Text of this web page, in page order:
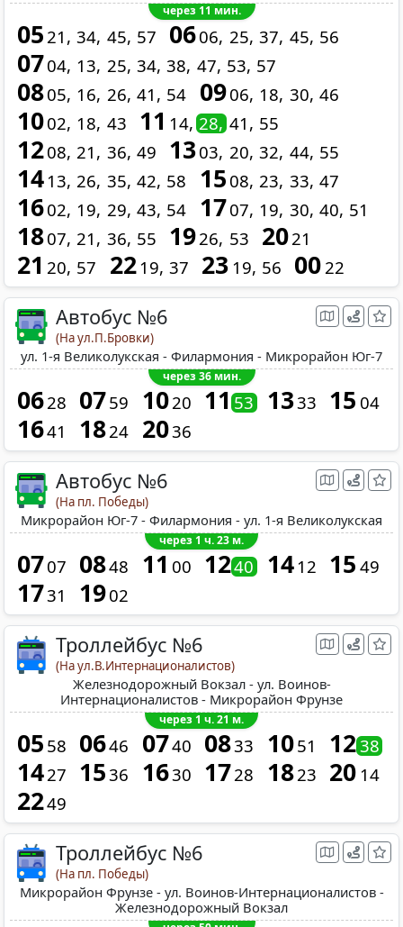
через 11 мин.
05 21 34 45 57 0606 25 37 45 56
0704 13 25 34 38 47 53 57
0805 16 26 41 54 0906 18 30 46
1002 18 43 11 14 28 41 55
1208 21 36 49 1303 20 32 44 55
14 13 26 35 42 58 15 08 23 33 47
1602 19 29 43 54 1707 19 30 40 51
1807 21 36 55 1926 53 2021
21 20 57 22 19 37 23 19 56 00 22
Автобус №6
(На ул.П.Бровки)
ул. 1-я Великолукская - Филармония - Микрорайон Юг-7
через 36 мин.
0628 0759 1020 1153 1333 15 04
1641 1824 2036
Автобус №6
(На пл. Победы)
Микрорайон Юг-7 - Филармония - ул. 1-я Великолукская
через 1 ч. 23 м.
0707 0848 11 00 1240 14 12 15 49
1731 1902
Троллейбус №6
(На ул.В.Интернационалистов)
Железнодорожный Вокзал - ул. Воинов-
Интернационалистов - Микрорайон Фрунзе
через 1 ч. 21 м.
05 58 0646 0740 0833 1051 1238
1427 1536 1630 1728 1823 20 14
2249
Троллейбус №6
(На пл. Победы)
Микрорайон Фрунзе - ул. Воинов-Интернационалистов -
Железнодорожный Вокзал